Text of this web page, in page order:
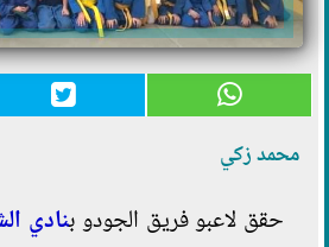
محمد زكي
حقق لاعبو فريق الجودو بنادي